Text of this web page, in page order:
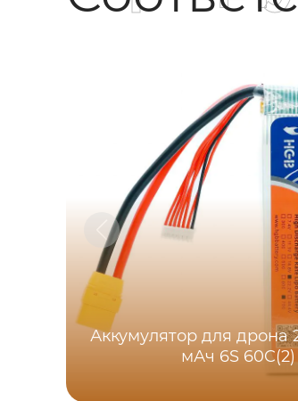
Аккумулятор для дрона
мАч 6S 60C(2)